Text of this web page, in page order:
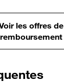
les offres de
remboursement